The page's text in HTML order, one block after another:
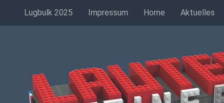
Lugbulk 2025 Impressum Home Aktuelles